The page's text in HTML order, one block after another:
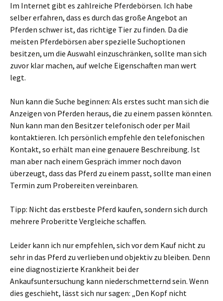
Im Internet gibt es zahlreiche Pferdebörsen. Ich habe
selber erfahren, dass es durch das große Angebot an
Pferden schwer ist, das richtige Tier zu finden. Da die
meisten Pferdebörsen aber spezielle Suchoptionen
besitzen, um die Auswahl einzuschränken, sollte man sich
zuvor klar machen, auf welche Eigenschaften man wert
legt.
Nun kann die Suche beginnen: Als erstes sucht man sich die
Anzeigen von Pferden heraus, die zu einem passen könnten.
Nun kann man den Besitzer telefonisch oder per Mail
kontaktieren. Ich persönlich empfehle den telefonischen
Kontakt, so erhält man eine genauere Beschreibung. Ist
man aber nach einem Gespräch immer noch davon
überzeugt, dass das Pferd zu einem passt, sollte man einen
Termin zum Probereiten vereinbaren.
Tipp: Nicht das erstbeste Pferd kaufen, sondern sich durch
mehrere Proberitte Vergleiche schaffen.
Leider kann ich nur empfehlen, sich vor dem Kauf nicht zu
sehr in das Pferd zu verlieben und objektiv zu bleiben. Denn
eine diagnostizierte Krankheit bei der
Ankaufsuntersuchung kann niederschmetternd sein. Wenn
dies geschieht, lässt sich nur sagen: „Den Kopf nicht